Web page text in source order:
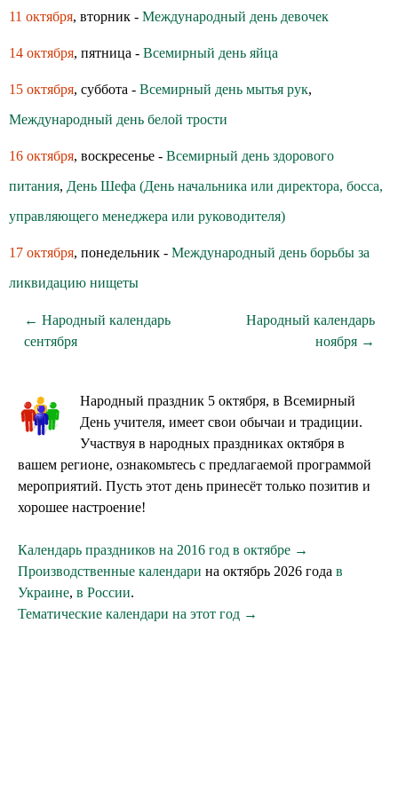
11 октября, вторник - Международный день девочек
14 октября, пятница - Всемирный день яйца
15 октября, суббота - Всемирный день мытья рук,
Международный день белой трости
16 октября, воскресенье - Всемирный день здoрoвoгo
питания, День Шефа (День начальника или директора, босса,
управляющего менеджера или руководителя)
17 октября, понедельник - Международный день борьбы за
ликвидацию нищеты
← Народный календарь
сентября
Народный календарь
ноября →
Народный праздник 5 октября, в Всемирный
День учителя, имеет свои обычаи и традиции.
Участвуя в народных праздниках октября в
вашем регионе, ознакомьтесь с предлагаемой программой
мероприятий. Пусть этот день принесёт только позитив и
хорошее настроение!
Календарь праздников на 2016 год в октябре →
Производственные календари на октябрь 2026 года в
Украине, в России.
Тематические календари на этот год →